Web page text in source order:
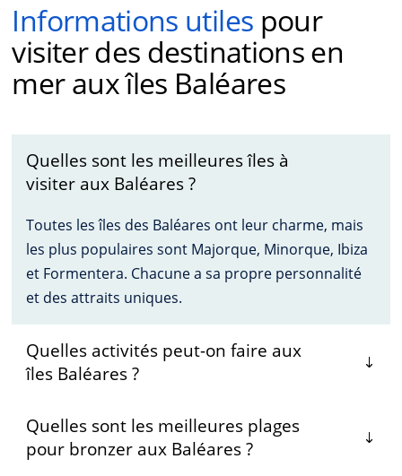
Informations utiles pour
visiter des destinations en
mer aux îles Baléares
Quelles sont les meilleures îles à
visiter aux Baléares ?
Toutes les îles des Baléares ont leur charme, mais
les plus populaires sont Majorque, Minorque, Ibiza
et Formentera. Chacune a sa propre personnalité
et des attraits uniques.
Quelles activités peut-on faire aux
îles Baléares ?
Quelles sont les meilleures plages
pour bronzer aux Baléares ?